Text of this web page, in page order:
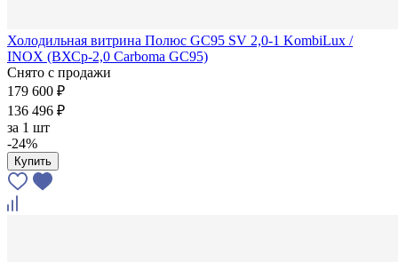
Холодильная витрина Полюс GC95 SV 2,0-1 KombiLux /
INOX (ВХСр-2,0 Carboma GC95)
Снято с продажи
179 600 ₽
136 496 ₽
за 1 шт
-24%
Купить